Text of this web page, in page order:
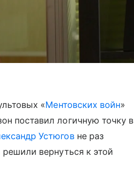
«Ментовских войн»
поставил логичную точку в
Устюговне раз
решили вернуться к этой